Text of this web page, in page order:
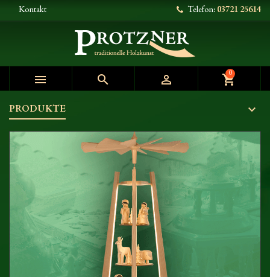
Kontakt Telefon: 03721 25614
   shopping_cart
0
PRODUKTE